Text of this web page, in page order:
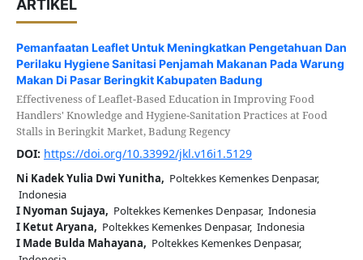
ARTIKEL
Pemanfaatan Leaflet Untuk Meningkatkan Pengetahuan Dan
Perilaku Hygiene Sanitasi Penjamah Makanan Pada Warung
Makan Di Pasar Beringkit Kabupaten Badung
Effectiveness of Leaflet-Based Education in Improving Food
Handlers' Knowledge and Hygiene-Sanitation Practices at Food
Stalls in Beringkit Market, Badung Regency
DOI: https://doi.org/10.33992/jkl.v16i1.5129
Ni Kadek Yulia Dwi Yunitha, Poltekkes Kemenkes Denpasar,
Indonesia
I Nyoman Sujaya, Poltekkes Kemenkes Denpasar, Indonesia
I Ketut Aryana, Poltekkes Kemenkes Denpasar, Indonesia
I Made Bulda Mahayana, Poltekkes Kemenkes Denpasar,